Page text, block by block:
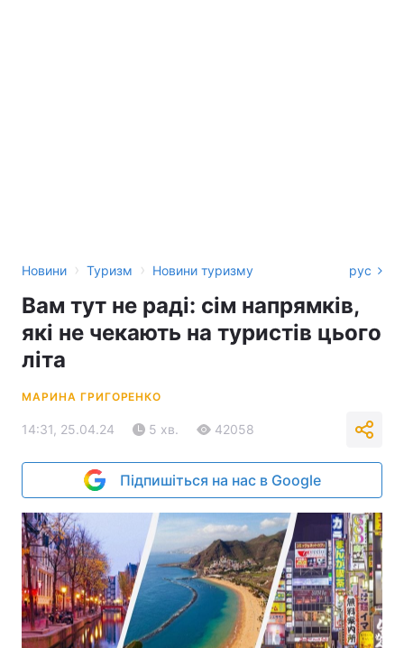
Новини › Туризм › Новини туризму рус
Вам тут не раді: сім напрямків,
які не чекають на туристів цього
літа
МАРИНА ГРИГОРЕНКО
14:31, 25.04.24 5 хв. 42058
Підпишіться на нас в Google